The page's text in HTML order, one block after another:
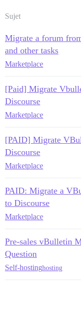
Sujet
Migrate a forum
and other tasks
Marketplace
[Paid] Migrate
Discourse
Marketplace
[PAID] Migrate
Discourse
Marketplace
PAID: Migrate a
to Discourse
Marketplace
Pre-sales vBulletin
Question
Self-hostinghosting